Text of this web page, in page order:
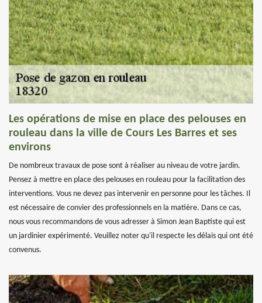
Les opérations de mise en place des pelouses en
rouleau dans la ville de Cours Les Barres et ses
environs
De nombreux travaux de pose sont à réaliser au niveau de votre jardin.
Pensez à mettre en place des pelouses en rouleau pour la facilitation des
interventions. Vous ne devez pas intervenir en personne pour les tâches. Il
est nécessaire de convier des professionnels en la matière. Dans ce cas,
nous vous recommandons de vous adresser à Simon Jean Baptiste qui est
un jardinier expérimenté. Veuillez noter qu'il respecte les délais qui ont été
convenus.